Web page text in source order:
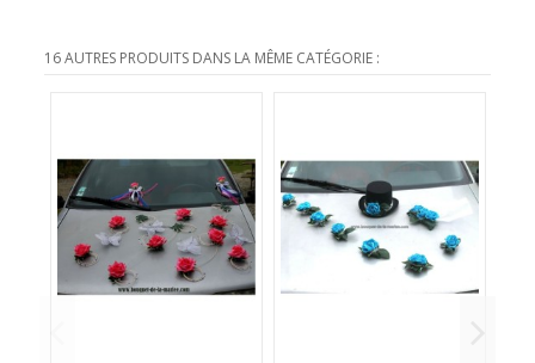
16 AUTRES PRODUITS DANS LA MÊME CATÉGORIE :